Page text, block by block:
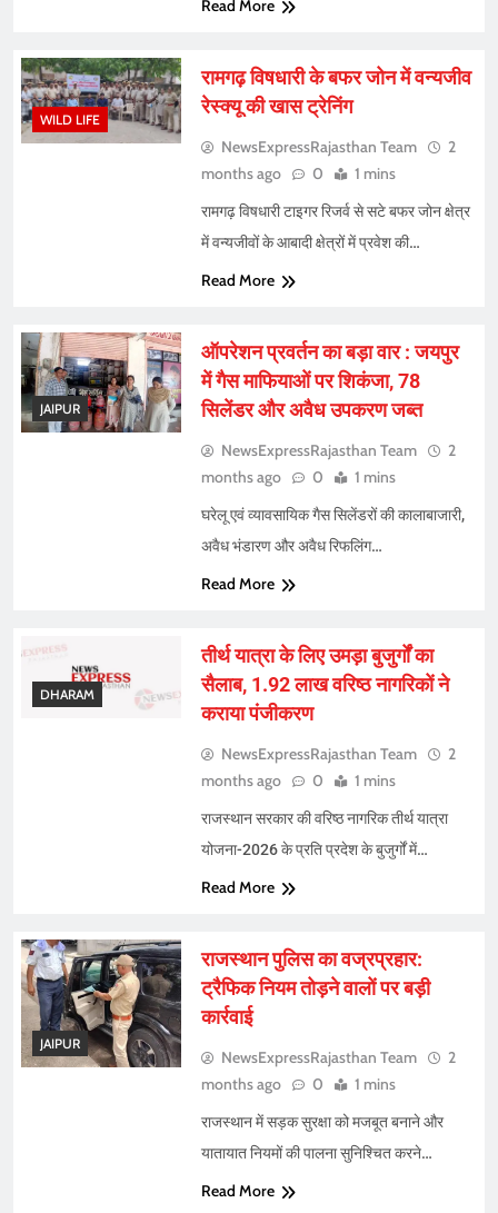
Read More
WILD LIFE
रामगढ़ विषधारी के बफर जोन में वन्यजीव
रेस्क्यू की खास ट्रेनिंग
NewsExpressRajasthan Team
2
months ago
0 1 mins
रामगढ़ विषधारी टाइगर रिजर्व से सटे बफर जोन क्षेत्र
में वन्यजीवों के आबादी क्षेत्रों में प्रवेश की…
Read More
JAIPUR
ऑपरेशन प्रवर्तन का बड़ा वार : जयपुर
में गैस माफियाओं पर शिकंजा, 78
सिलेंडर और अवैध उपकरण जब्त
NewsExpressRajasthan Team
2
months ago
0 1 mins
घरेलू एवं व्यावसायिक गैस सिलेंडरों की कालाबाजारी,
अवैध भंडारण और अवैध रिफलिंग…
Read More
DHARAM
तीर्थ यात्रा के लिए उमड़ा बुजुर्गों का
सैलाब, 1.92 लाख वरिष्ठ नागरिकों ने
कराया पंजीकरण
NewsExpressRajasthan Team
2
months ago
0 1 mins
राजस्थान सरकार की वरिष्ठ नागरिक तीर्थ यात्रा
योजना-2026 के प्रति प्रदेश के बुजुर्गों में…
Read More
JAIPUR
राजस्थान पुलिस का वज्रप्रहार:
ट्रैफिक नियम तोड़ने वालों पर बड़ी
कार्रवाई
NewsExpressRajasthan Team
2
months ago
0 1 mins
राजस्थान में सड़क सुरक्षा को मजबूत बनाने और
यातायात नियमों की पालना सुनिश्चित करने…
Read More